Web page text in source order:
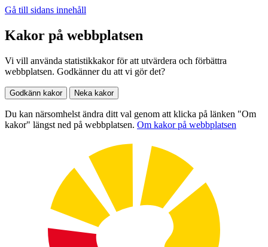
Gå till sidans innehåll
Kakor på webbplatsen
Vi vill använda statistikkakor för att utvärdera och förbättra
webbplatsen. Godkänner du att vi gör det?
Godkänn kakor Neka kakor
Du kan närsomhelst ändra ditt val genom att klicka på länken "Om
kakor" längst ned på webbplatsen. Om kakor på webbplatsen